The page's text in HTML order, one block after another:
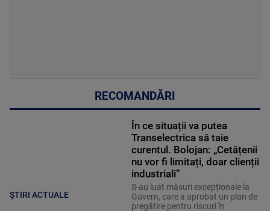
RECOMANDĂRI
ȘTIRI ACTUALE
În ce situații va putea
Transelectrica să taie
curentul. Bolojan: „Cetățenii
nu vor fi limitați, doar clienții
industriali”
S-au luat măsuri excepționale la
Guvern, care a aprobat un plan de
pregătire pentru riscuri în